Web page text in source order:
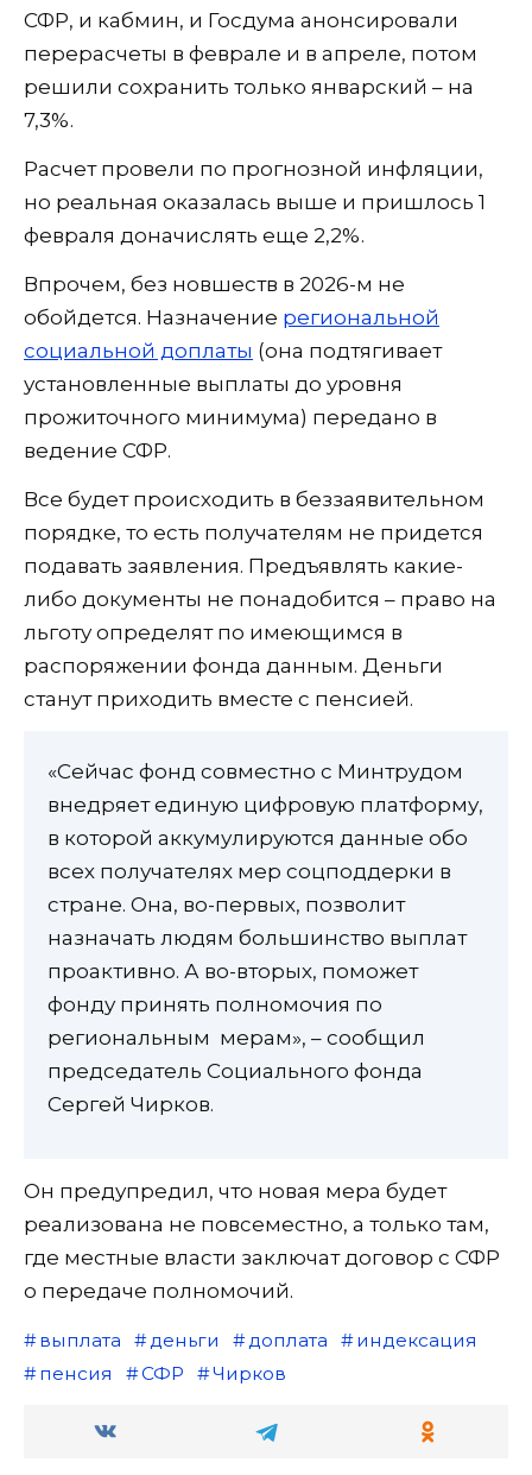
СФР, и кабмин, и Госдума анонсировали
перерасчеты в феврале и в апреле, потом
решили сохранить только январский – на
7,3%.
Расчет провели по прогнозной инфляции,
но реальная оказалась выше и пришлось 1
февраля доначислять еще 2,2%.
Впрочем, без новшеств в 2026-м не
обойдется. Назначение региональной
социальной доплаты (она подтягивает
установленные выплаты до уровня
прожиточного минимума) передано в
ведение СФР.
Все будет происходить в беззаявительном
порядке, то есть получателям не придется
подавать заявления. Предъявлять какие-
либо документы не понадобится – право на
льготу определят по имеющимся в
распоряжении фонда данным. Деньги
станут приходить вместе с пенсией.
«Сейчас фонд совместно с Минтрудом
внедряет единую цифровую платформу,
в которой аккумулируются данные обо
всех получателях мер соцподдерки в
стране. Она, во-первых, позволит
назначать людям большинство выплат
проактивно. А во-вторых, поможет
фонду принять полномочия по
региональным мерам», – сообщил
председатель Социального фонда
Сергей Чирков.
Он предупредил, что новая мера будет
реализована не повсеместно, а только там,
где местные власти заключат договор с СФР
о передаче полномочий.
выплата деньги доплата
индексация
пенсия
СФР Чирков